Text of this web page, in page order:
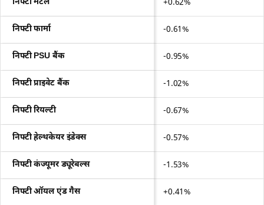
+0.62%
निफ्टी फार्मा -0.61%
निफ्टी PSU बैंक -0.95%
निफ्टी प्राइवेट बैंक -1.02%
निफ्टी रियल्टी -0.67%
निफ्टी हेल्थकेयर इंडेक्स -0.57%
निफ्टी कंज्यूमर ड्यूरेबल्स -1.53%
निफ्टी ऑयल एंड गैस +0.41%